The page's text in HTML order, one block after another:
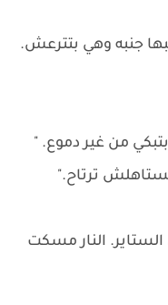
جنبه وهي بتترعش.
من غير دموع. "
ترتاح."
النار مسكت